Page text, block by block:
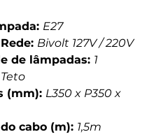
E27
Bivolt 127V / 220V
de lâmpadas: 1
Teto
(mm): L350 x P350 x
cabo (m): 1,5m